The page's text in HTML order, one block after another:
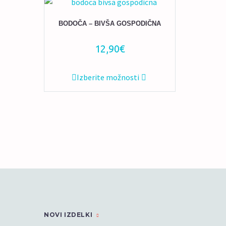
BODOČA – BIVŠA GOSPODIČNA
12,90€
Izberite možnosti
Ta
izdelek
NOVI IZDELKI